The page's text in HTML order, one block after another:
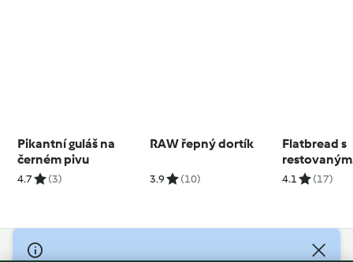
Pikantní guláš na
černém pivu
4.7 (3)
RAW řepný dortík
3.9 (10)
Flatbread s
restovaným
vepřovým
4.1 (17)
© Copyright 2026